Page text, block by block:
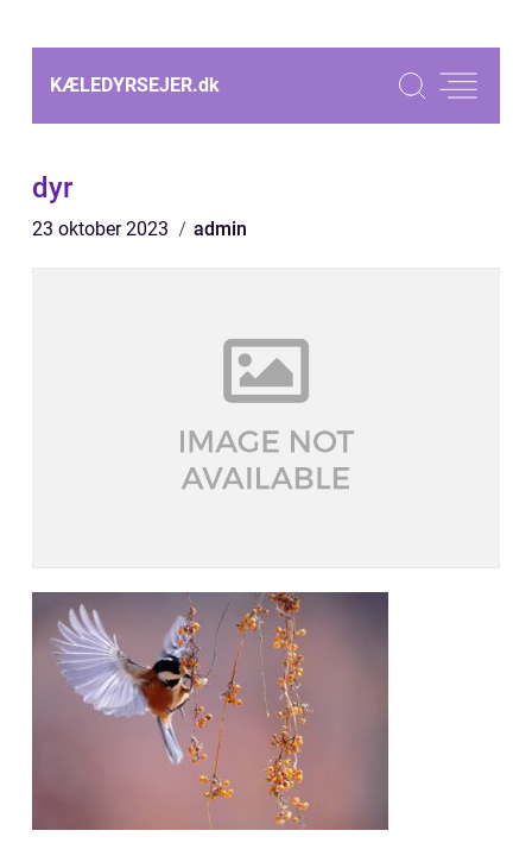
KÆLEDYRSEJER.dk
dyr
23 oktober 2023 admin